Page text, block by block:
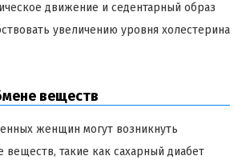
движение и седентарный образ
увеличению уровня холестерина
веществ
женщин могут возникнуть
веществ, такие как сахарный диабет